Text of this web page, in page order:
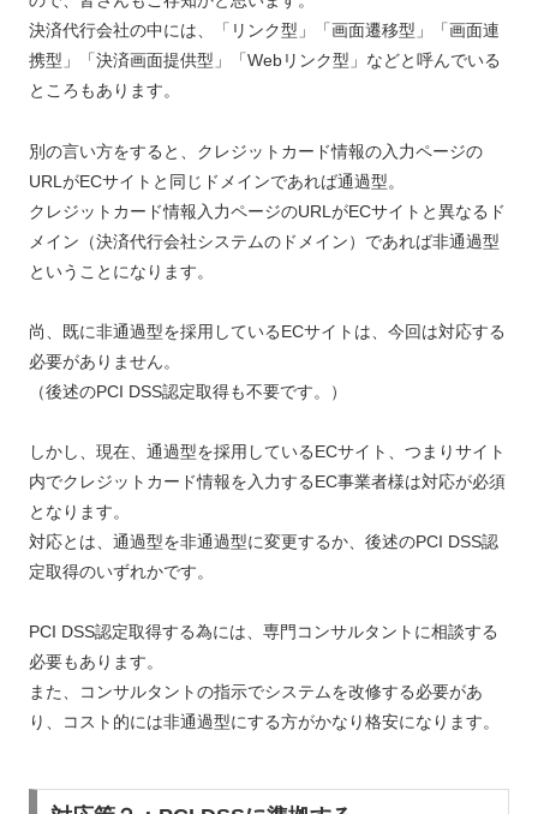
決済代行会社の中には、「リンク型」「画面遷移型」「画面連
携型」「決済画面提供型」「Webリンク型」などと呼んでいる
ところもあります。
別の言い方をすると、クレジットカード情報の入力ページの
URLがECサイトと同じドメインであれば通過型。
クレジットカード情報入力ページのURLがECサイトと異なるド
メイン（決済代行会社システムのドメイン）であれば非通過型
ということになります。
尚、既に非通過型を採用しているECサイトは、今回は対応する
必要がありません。
（後述のPCI DSS認定取得も不要です。）
しかし、現在、通過型を採用しているECサイト、つまりサイト
内でクレジットカード情報を入力するEC事業者様は対応が必須
となります。
対応とは、通過型を非通過型に変更するか、後述のPCI DSS認
定取得のいずれかです。
PCI DSS認定取得する為には、専門コンサルタントに相談する
必要もあります。
また、コンサルタントの指示でシステムを改修する必要があ
り、コスト的には非通過型にする方がかなり格安になります。